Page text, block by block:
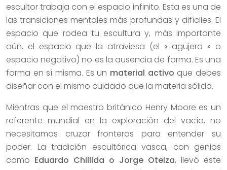
escultor trabaja con el espacio infinito. Esta es una de
las transiciones mentales más profundas y difíciles. El
espacio que rodea tu escultura y, más importante
aún, el espacio que la atraviesa (el « agujero » o
espacio negativo) no es la ausencia de forma. Es una
forma en sí misma. Es un material activo que debes
diseñar con el mismo cuidado que la materia sólida.
Mientras que el maestro británico Henry Moore es un
referente mundial en la exploración del vacío, no
necesitamos cruzar fronteras para entender su
poder. La tradición escultórica vasca, con genios
como Eduardo Chillida o Jorge Oteiza, llevó este